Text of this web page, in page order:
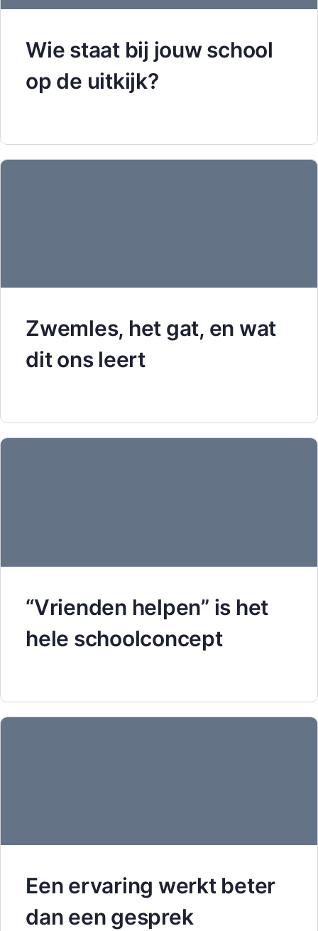
Wie staat bij jouw school
op de uitkijk?
Zwemles, het gat, en wat
dit ons leert
“Vrienden helpen” is het
hele schoolconcept
Een ervaring werkt beter
dan een gesprek